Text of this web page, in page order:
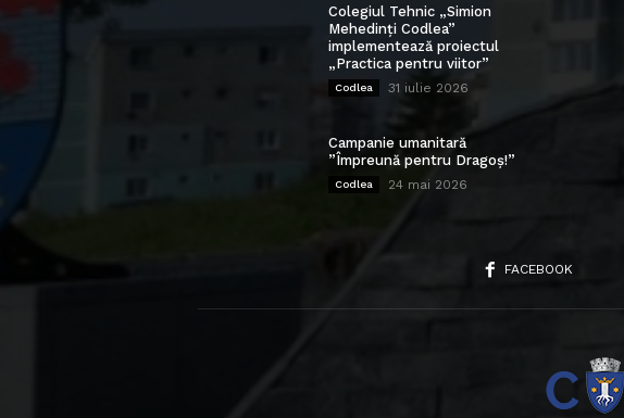
Colegiul Tehnic „Simion
Mehedinți Codlea”
implementează proiectul
„Practica pentru viitor”
Codlea 31 iulie 2026
Campanie umanitară
”Împreună pentru Dragoș!”
Codlea 24 mai 2026
FACEBOOK